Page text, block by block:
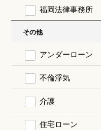
福岡法律事務所
その他
アンダーローン
不倫浮気
介護
住宅ローン